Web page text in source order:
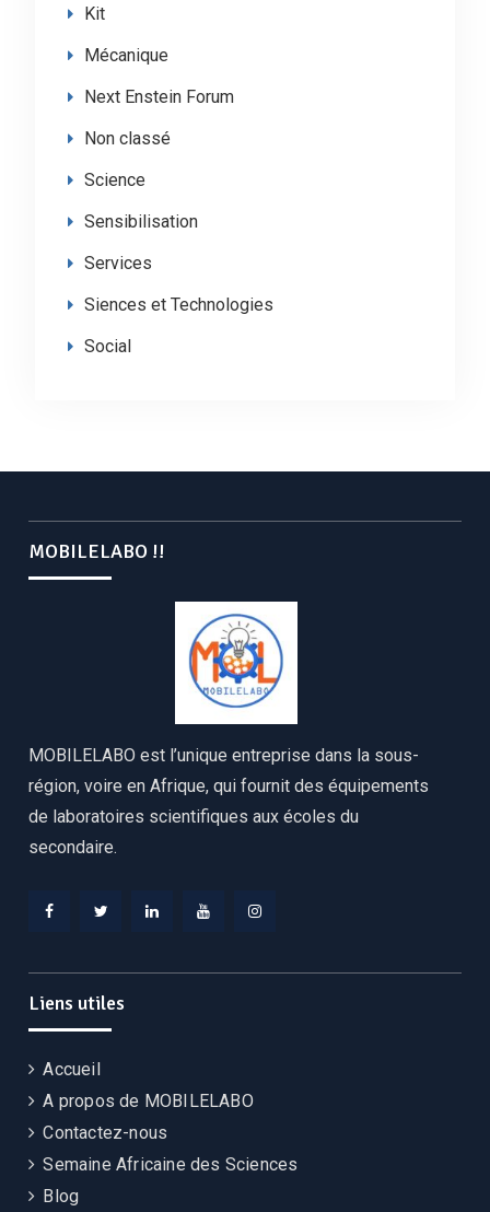
Kit
Mécanique
Next Enstein Forum
Non classé
Science
Sensibilisation
Services
Siences et Technologies
Social
MOBILELABO !!
MOBILELABO est l’unique entreprise dans la sous-
région, voire en Afrique, qui fournit des équipements
de laboratoires scientifiques aux écoles du
secondaire.
Liens utiles
Accueil
A propos de MOBILELABO
Contactez-nous
Semaine Africaine des Sciences
Blog